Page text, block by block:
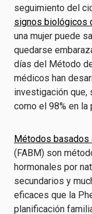
seguimiento del
signos biológicos
una mujer puede
quedarse
días del Método
médicos han
investigación que,
como el 98% en la
Métodos basados
(FABM) son
hormonales por
secundarios y
eficaces que la
planificación